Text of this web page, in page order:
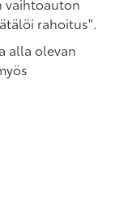
rahoitus".
alla olevan